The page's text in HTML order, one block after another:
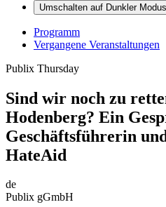
Umschalten auf DunklerModus
Programm
Vergangene Veranstaltungen
Publix Thursday
Sind wir noch zu
Hodenberg? Ein
Geschäftsführerin
HateAid
de
Publix gGmbH